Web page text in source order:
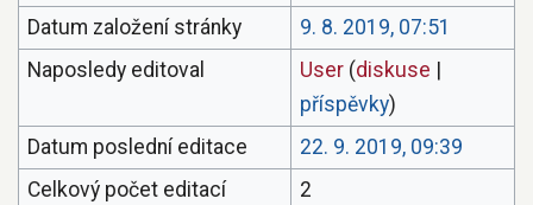
Datum založení stránky
9. 8. 2019, 07:51
Naposledy editoval
User (diskuse |
příspěvky)
Datum poslední editace
22. 9. 2019, 09:39
Celkový počet editací
2